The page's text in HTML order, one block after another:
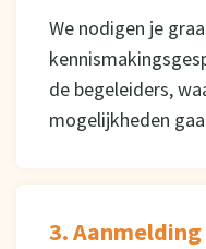
We nodigen je
de begeleiders,
mogelijkheden
3. Aanmelding